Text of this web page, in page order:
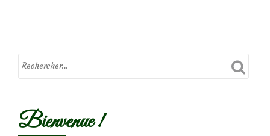
en
santé
insectes
Bienvenue !